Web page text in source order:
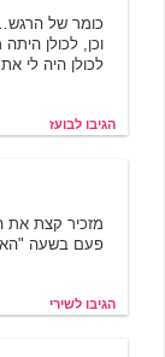
כומר של
וכן, לכולן
לכולן היה לי
הגיבו לבועז
פעם בשעה
הגיבו לשירי